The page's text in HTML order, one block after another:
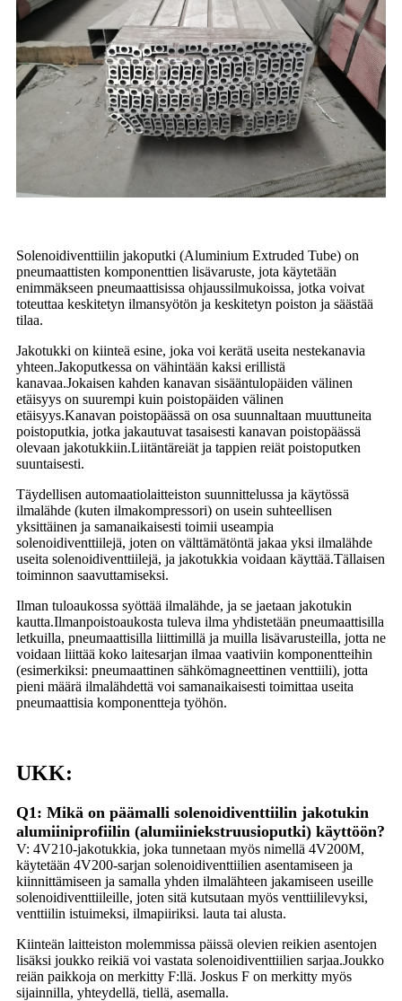
Solenoidiventtiilin jakoputki (Aluminium Extruded Tube) on
pneumaattisten komponenttien lisävaruste, jota käytetään
enimmäkseen pneumaattisissa ohjaussilmukoissa, jotka voivat
toteuttaa keskitetyn ilmansyötön ja keskitetyn poiston ja säästää
tilaa.
Jakotukki on kiinteä esine, joka voi kerätä useita nestekanavia
yhteen.Jakoputkessa on vähintään kaksi erillistä
kanavaa.Jokaisen kahden kanavan sisääntulopäiden välinen
etäisyys on suurempi kuin poistopäiden välinen
etäisyys.Kanavan poistopäässä on osa suunnaltaan muuttuneita
poistoputkia, jotka jakautuvat tasaisesti kanavan poistopäässä
olevaan jakotukkiin.Liitäntäreiät ja tappien reiät poistoputken
suuntaisesti.
Täydellisen automaatiolaitteiston suunnittelussa ja käytössä
ilmalähde (kuten ilmakompressori) on usein suhteellisen
yksittäinen ja samanaikaisesti toimii useampia
solenoidiventtiilejä, joten on välttämätöntä jakaa yksi ilmalähde
useita solenoidiventtiilejä, ja jakotukkia voidaan käyttää.Tällaisen
toiminnon saavuttamiseksi.
Ilman tuloaukossa syöttää ilmalähde, ja se jaetaan jakotukin
kautta.Ilmanpoistoaukosta tuleva ilma yhdistetään pneumaattisilla
letkuilla, pneumaattisilla liittimillä ja muilla lisävarusteilla, jotta ne
voidaan liittää koko laitesarjan ilmaa vaativiin komponentteihin
(esimerkiksi: pneumaattinen sähkömagneettinen venttiili), jotta
pieni määrä ilmalähdettä voi samanaikaisesti toimittaa useita
pneumaattisia komponentteja työhön.
UKK:
Q1: Mikä on päämalli solenoidiventtiilin jakotukin
alumiiniprofiilin (alumiiniekstruusioputki) käyttöön?
V: 4V210-jakotukkia, joka tunnetaan myös nimellä 4V200M,
käytetään 4V200-sarjan solenoidiventtiilien asentamiseen ja
kiinnittämiseen ja samalla yhden ilmalähteen jakamiseen useille
solenoidiventtiileille, joten sitä kutsutaan myös venttiililevyksi,
venttiilin istuimeksi, ilmapiiriksi. lauta tai alusta.
Kiinteän laitteiston molemmissa päissä olevien reikien asentojen
lisäksi joukko reikiä voi vastata solenoidiventtiilien sarjaa.Joukko
reiän paikkoja on merkitty F:llä. Joskus F on merkitty myös
sijainnilla, yhteydellä, tiellä, asemalla.